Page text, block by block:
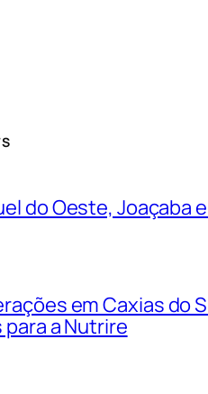
do Oeste, Joaçaba
em Caxias do
a Nutrire